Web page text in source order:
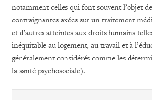
notamment celles qui font souvent l’objet
contraignantes axées sur un traitement
et d’autres atteintes aux droits humains
inéquitable au logement, au travail et à
généralement considérés comme les
la santé psychosociale).